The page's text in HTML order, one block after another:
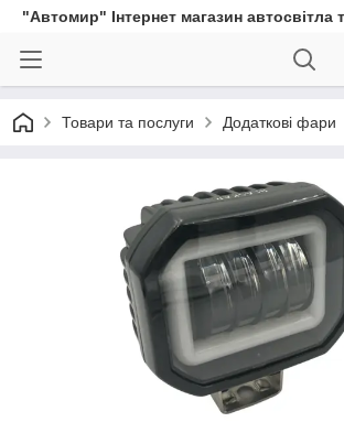
"Автомир" Інтернет магазин автосвітла
Товари та послуги Додаткові фари